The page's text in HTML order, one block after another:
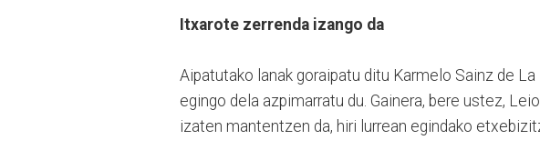
Itxarote zerrenda izango da
Aipatutako lanak goraipatu ditu Karmelo Sainz de
egingo dela azpimarratu du. Gainera, bere ustez,
izaten mantentzen da, hiri lurrean egindako